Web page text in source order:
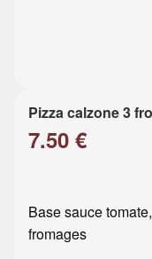
Pizza calzone 3
7.50 €
Base sauce
fromages